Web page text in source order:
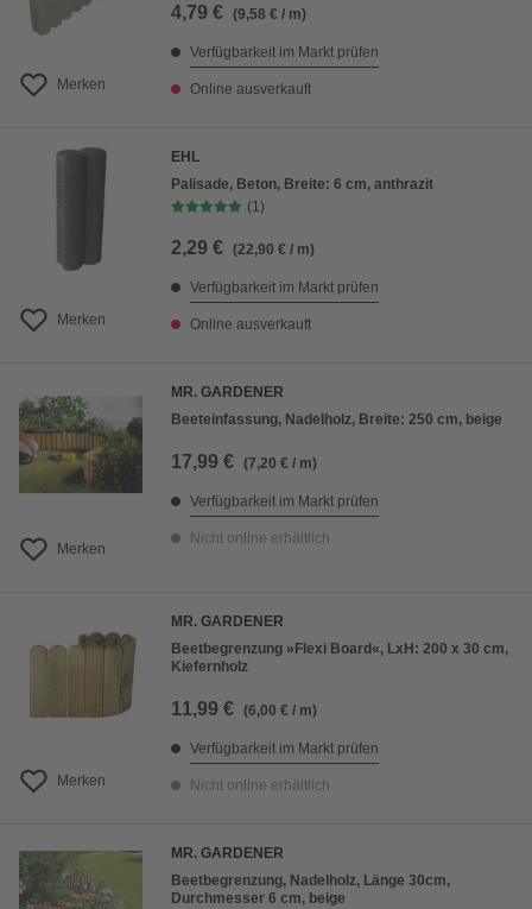
Merken
4,79 € (9,58 € / m)
Verfügbarkeit im Markt prüfen
Online ausverkauft
Merken
EHL
Palisade, Beton, Breite: 6 cm, anthrazit
(1)
2,29 € (22,90 € / m)
Verfügbarkeit im Markt prüfen
Online ausverkauft
Merken
MR. GARDENER
Beeteinfassung, Nadelholz, Breite: 250 cm, beige
17,99 € (7,20 € / m)
Verfügbarkeit im Markt prüfen
Nicht online erhältlich
Merken
MR. GARDENER
Beetbegrenzung »Flexi Board«, LxH: 200 x 30 cm,
Kiefernholz
11,99 € (6,00 € / m)
Verfügbarkeit im Markt prüfen
Nicht online erhältlich
MR. GARDENER
Beetbegrenzung, Nadelholz, Länge 30cm,
Durchmesser 6 cm, beige